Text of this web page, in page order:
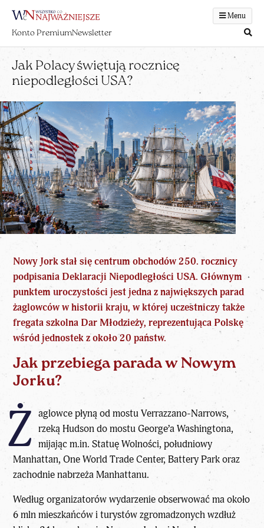
Menu
Konto PremiumNewsletter
Jak Polacy świętują rocznicę
niepodległości USA?
Nowy Jork stał się centrumobchodów 250. rocznicy
podpisania Deklaracji Niepodległości USA. Głównym
punktem uroczystości jest jedna z największych parad
żaglowców w historii kraju, w której uczestniczy także
fregata szkolna Dar Młodzieży, reprezentująca Polskę
wśród jednostek z około 20 państw.
Jak przebiega parada w Nowym
Jorku?
Ż aglowce płyną od mostu Verrazzano-Narrows,
rzeką Hudson do mostu George’a Washingtona,
mijając m.in. Statuę Wolności, południowy
Manhattan, One World Trade Center, Battery Park oraz
zachodnie nabrzeża Manhattanu.
Według organizatorów wydarzenie obserwować ma około
6 mln mieszkańców i turystów zgromadzonych wzdłuż